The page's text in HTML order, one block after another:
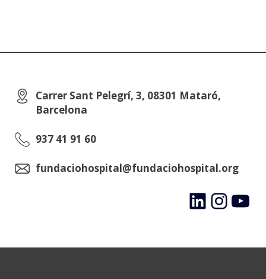
Carrer Sant Pelegrí, 3, 08301 Mataró,
Barcelona
937 41 91 60
fundaciohospital@fundaciohospital.org
LinkedInInstagram
YouTube